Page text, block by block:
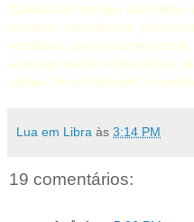
(Queria tanto entregar este
escritores maravilhosos,
estimulam, que me fazem
a ser algo melhor. Ainda preciso
antigas. No próximo post.
Lua em Libra às 3:14 PM
19 comentários: